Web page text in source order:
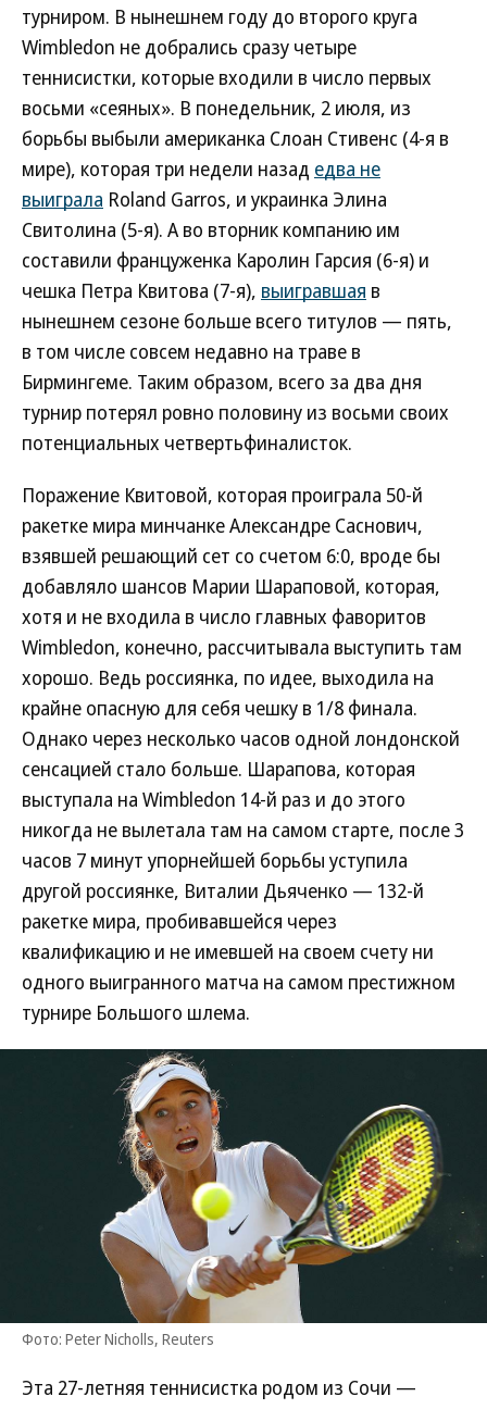
турниром. В нынешнем году до второго круга
Wimbledon не добрались сразу четыре
теннисистки, которые входили в число первых
восьми «сеяных». В понедельник, 2 июля, из
борьбы выбыли американка Слоан Стивенс (4-я в
мире), которая три недели назад едва не
выиграла Roland Garros, и украинка Элина
Свитолина (5-я). А во вторник компанию им
составили француженка Каролин Гарсия (6-я) и
чешка Петра Квитова (7-я), выигравшая в
нынешнем сезоне больше всего титулов — пять,
в том числе совсем недавно на траве в
Бирмингеме. Таким образом, всего за два дня
турнир потерял ровно половину из восьми своих
потенциальных четвертьфиналисток.
Поражение Квитовой, которая проиграла 50-й
ракетке мира минчанке Александре Саснович,
взявшей решающий сет со счетом 6:0, вроде бы
добавляло шансов Марии Шараповой, которая,
хотя и не входила в число главных фаворитов
Wimbledon, конечно, рассчитывала выступить там
хорошо. Ведь россиянка, по идее, выходила на
крайне опасную для себя чешку в 1/8 финала.
Однако через несколько часов одной лондонской
сенсацией стало больше. Шарапова, которая
выступала на Wimbledon 14-й раз и до этого
никогда не вылетала там на самом старте, после 3
часов 7 минут упорнейшей борьбы уступила
другой россиянке, Виталии Дьяченко — 132-й
ракетке мира, пробивавшейся через
квалификацию и не имевшей на своем счету ни
одного выигранного матча на самом престижном
турнире Большого шлема.
Фото: Peter Nicholls, Reuters
Эта 27-летняя теннисистка родом из Сочи —